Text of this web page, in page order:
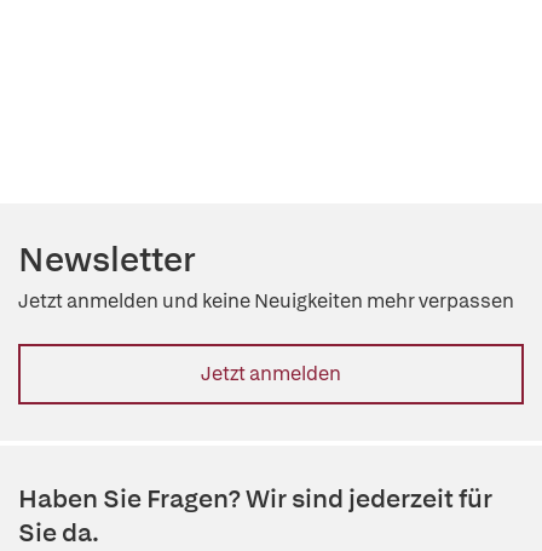
Newsletter
Jetzt anmelden und keine Neuigkeiten mehr verpassen
Jetzt anmelden
Haben Sie Fragen? Wir sind jederzeit für
Sie da.